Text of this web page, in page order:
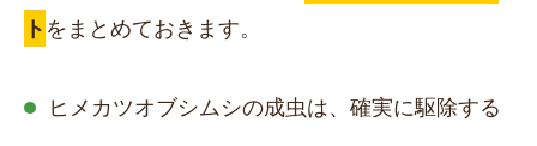
ト をまとめておきます。
ヒメカツオブシムシの成虫は、確実に駆除する